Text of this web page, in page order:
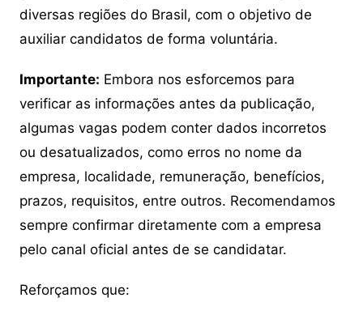
diversas regiões do Brasil, com o objetivo de
auxiliar candidatos de forma voluntária.
Importante: Embora nos esforcemos para
verificar as informações antes da publicação,
algumas vagas podem conter dados incorretos
ou desatualizados, como erros no nome da
empresa, localidade, remuneração, benefícios,
prazos, requisitos, entre outros. Recomendamos
sempre confirmar diretamente com a empresa
pelo canal oficial antes de se candidatar.
Reforçamos que: